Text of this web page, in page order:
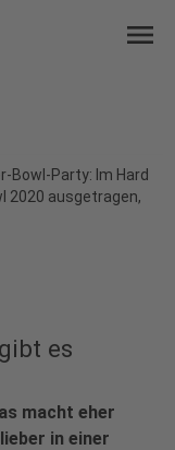
menu
Bowl-Party: Im Hard
2020 ausgetragen,
es
macht eher
in einer